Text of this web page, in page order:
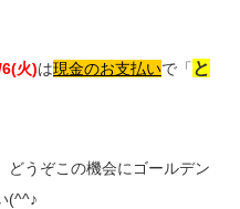
火)は現金のお支払いで「 と
どうぞこの機会にゴールデン
(^^♪